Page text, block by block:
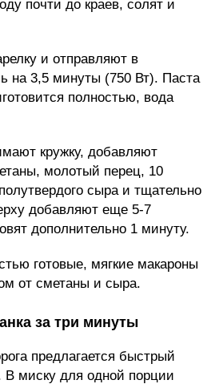
почти до краев, солят и
и отправляют в
на 3,5 минуты (750 Вт). Паста
полностью, вода
кружку, добавляют
молотый перец, 10
сыра и тщательно
добавляют еще 5-7
дополнительно 1 минуту.
готовые, мягкие макароны
от сметаны и сыра.
за три минуты
предлагается быстрый
В миску для одной порции